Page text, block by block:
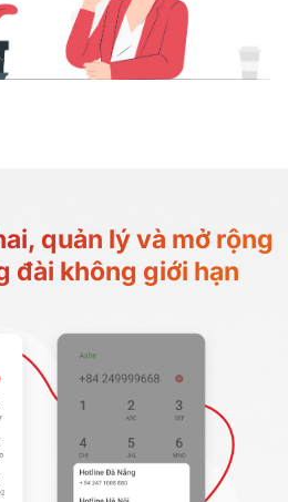
quản lý và mở rộng
đài không giới hạn